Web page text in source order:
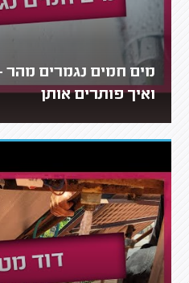
מים חמים נגמרים מהר
ואיך פותרים אותן